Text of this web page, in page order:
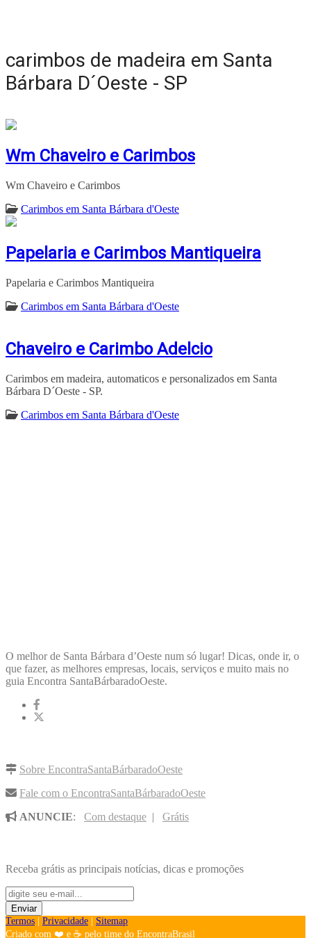
carimbos de madeira em Santa
Bárbara D´Oeste - SP
Wm Chaveiro e Carimbos
Wm Chaveiro e Carimbos
Carimbos em Santa Bárbara d'Oeste
Papelaria e Carimbos Mantiqueira
Papelaria e Carimbos Mantiqueira
Carimbos em Santa Bárbara d'Oeste
Chaveiro e Carimbo Adelcio
Carimbos em madeira, automaticos e personalizados em Santa
Bárbara D´Oeste - SP.
Carimbos em Santa Bárbara d'Oeste
O melhor de Santa Bárbara d’Oeste num só lugar! Dicas, onde ir, o
que fazer, as melhores empresas, locais, serviços e muito mais no
guia Encontra SantaBárbaradoOeste.
Sobre EncontraSantaBárbaradoOeste
Fale com o EncontraSantaBárbaradoOeste
ANUNCIE: Com destaque | Grátis
Receba grátis as principais notícias, dicas e promoções
Termos Privacidade
Sitemap
Criado com ❤️ e ☕ pelo time do EncontraBrasil